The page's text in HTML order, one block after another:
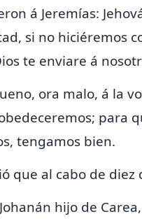
á Jeremías:
si no hiciéremos
te enviare á
ora malo, á la
para
tengamos bien.
que al cabo de diez
hijo de